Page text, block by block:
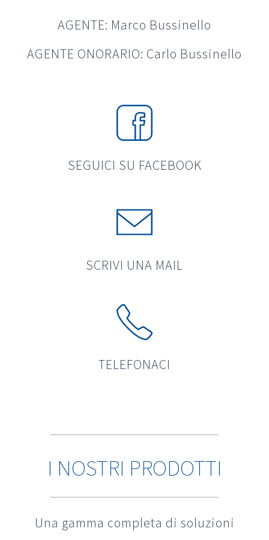
AGENTE: Marco Bussinello
AGENTE ONORARIO: Carlo Bussinello
SEGUICI SU FACEBOOK
SCRIVI UNA MAIL
TELEFONACI
I NOSTRI PRODOTTI
Una gamma completa di soluzioni